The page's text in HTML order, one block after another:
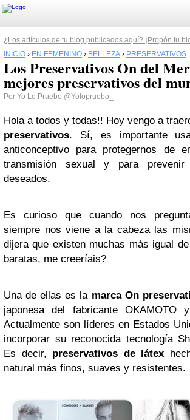
¿Los artículos de tu blog publicados aquí? ¡Propón tu
INICIO › EN FEMENINO › BELLEZA › PRESERVATIVOS
Los Preservativos On del
mejores preservativos del
Por Yo Lo Pruebo @Yolopruebo_
Hola a todos y todas!! Hoy vengo a
preservativos. Sí, es importante
anticonceptivo para protegernos de
transmisión sexual y para prevenir
deseados.
Es curioso que cuando nos
siempre nos viene a la cabeza las
dijera que existen muchas más igual
baratas, me creeríais?
Una de ellas es la marca On
japonesa del fabricante OKAMOTO
Actualmente son líderes en Estados
incorporar su reconocida tecnología
Es decir, preservativos de látex
natural más finos, suaves y resistentes.